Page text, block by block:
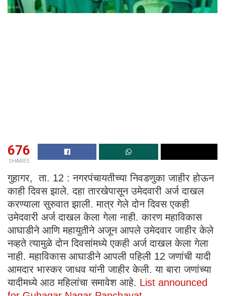
676
SHARES
गुहागर, ता. 12 : नगरपंचायतीच्या निवडणुका जाहीर होऊन
काही दिवस झाले. दहा तारखेपासून उमेदवारी अर्ज दाखल
करण्याला सुरुवात झाली. मात्र गेले दोन दिवस एकही
उमेदवारी अर्ज दाखल केला गेला नाही. कारण महाविकास
आघाडीने आणि महायुतीने अजून आपले उमेदवार जाहीर केले
नव्हते त्यामुळे दोन दिवसांमध्ये एकही अर्ज दाखल केला गेला
नाही. महाविकास आघाडीने आपली पहिली 12 जणांची यादी
आमदार भास्कर जाधव यांनी जाहीर केली. या बारा जणांच्या
यादीमध्ये आठ महिलांचा समावेश आहे. List announced